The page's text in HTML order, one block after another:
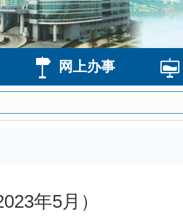
网上办事
年5月）